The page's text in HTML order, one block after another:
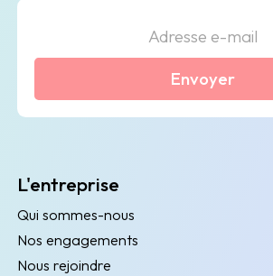
Envoyer
L'entreprise
Qui sommes-nous
Nos engagements
Nous rejoindre